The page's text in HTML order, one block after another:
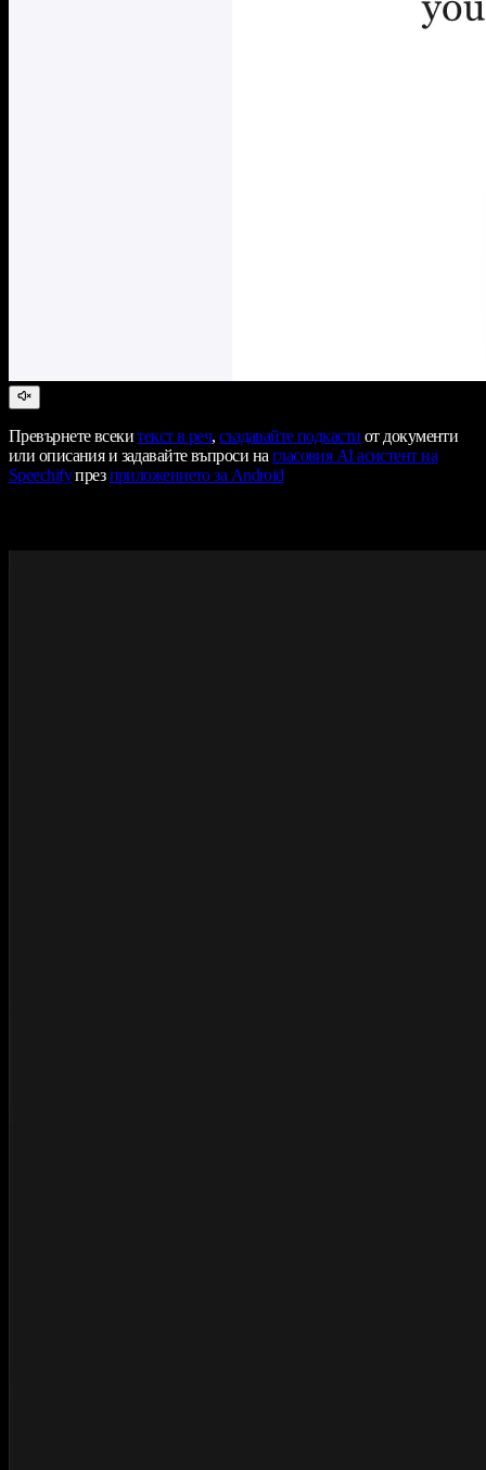
Превърнете всекитекст в реч,създавайте подкасти от документи
или описания и задавайте въпроси нагласовия AI асистент на
Speechifyпрезприложението за Android